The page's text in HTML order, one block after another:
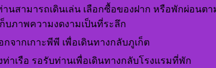
านสามารถเดินเล่น เลือกซื้อของฝาก หรือพักผ่อนตา
ก็บภาพความงดงามเป็นที่ระลึก
กจากเกาะพีพี เพื่อเดินทางกลับภูเก็ต
ท่าเรือ รอรับท่านเพื่อเดินทางกลับโรงแรมที่พัก